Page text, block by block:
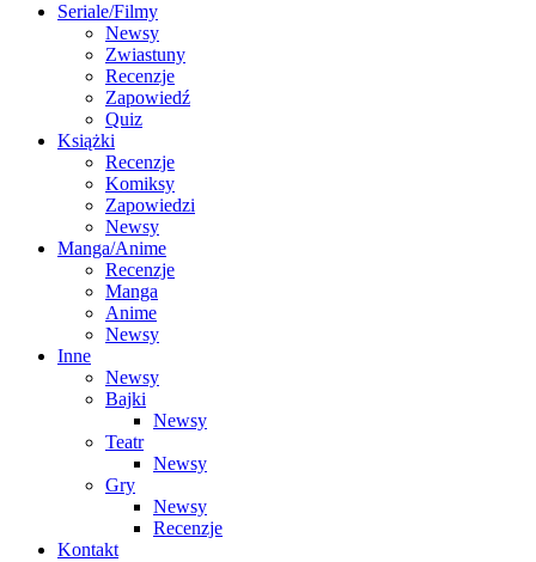
Seriale/Filmy
Newsy
Zwiastuny
Recenzje
Zapowiedź
Quiz
Książki
Recenzje
Komiksy
Zapowiedzi
Newsy
Manga/Anime
Recenzje
Manga
Anime
Newsy
Inne
Newsy
Bajki
Newsy
Teatr
Newsy
Gry
Newsy
Recenzje
Kontakt